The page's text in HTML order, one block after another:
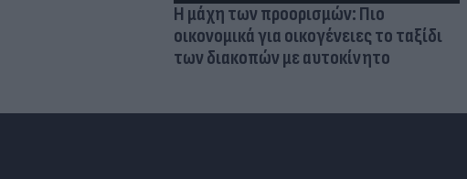
Η μάχη των προορισμών: Πιο
οικονομικά για οικογένειες το ταξίδι
των διακοπών με αυτοκίνητο